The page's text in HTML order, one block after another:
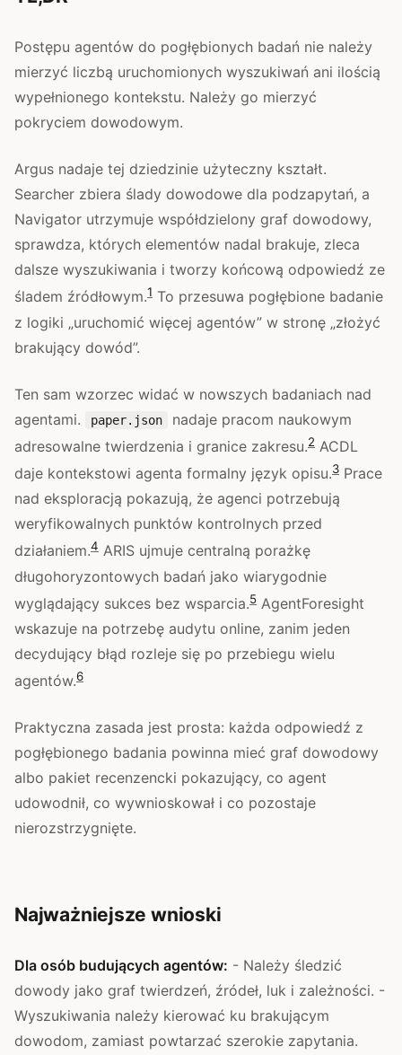
Postępu agentów do pogłębionych badań nie należy
mierzyć liczbą uruchomionych wyszukiwań ani ilością
wypełnionego kontekstu. Należy go mierzyć
pokryciem dowodowym.
Argus nadaje tej dziedzinie użyteczny kształt.
Searcher zbiera ślady dowodowe dla podzapytań, a
Navigator utrzymuje współdzielony graf dowodowy,
sprawdza, których elementów nadal brakuje, zleca
dalsze wyszukiwania i tworzy końcową odpowiedź ze
śladem źródłowym.1 To przesuwa pogłębione badanie
z logiki „uruchomić więcej agentów” w stronę „złożyć
brakujący dowód”.
Ten sam wzorzec widać w nowszych badaniach nad
agentami.
paper.json
nadaje pracom naukowym
adresowalne twierdzenia i granice zakresu.2 ACDL
daje kontekstowi agenta formalny język opisu.3 Prace
nad eksploracją pokazują, że agenci potrzebują
weryfikowalnych punktów kontrolnych przed
działaniem.4 ARIS ujmuje centralną porażkę
długohoryzontowych badań jako wiarygodnie
wyglądający sukces bez wsparcia.5 AgentForesight
wskazuje na potrzebę audytu online, zanim jeden
decydujący błąd rozleje się po przebiegu wielu
agentów.6
Praktyczna zasada jest prosta: każda odpowiedź z
pogłębionego badania powinna mieć graf dowodowy
albo pakiet recenzencki pokazujący, co agent
udowodnił, co wywnioskował i co pozostaje
nierozstrzygnięte.
Najważniejsze wnioski
Dla osób budujących agentów: - Należy śledzić
dowody jako graf twierdzeń, źródeł, luk i zależności. -
Wyszukiwania należy kierować ku brakującym
dowodom, zamiast powtarzać szerokie zapytania.